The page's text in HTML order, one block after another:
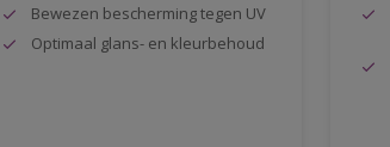
Bewezen bescherming tegen UV
Optimaal glans- en kleurbehoud